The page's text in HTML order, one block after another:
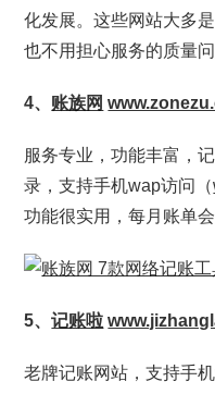
化发展。这些网站大多
也不用担心服务的质量问
4、 账族网
服务专业，功能丰富，
录，支持手机wap访问（
功能很实用，每月账单会
5、记账啦
老牌记账网站，支持手